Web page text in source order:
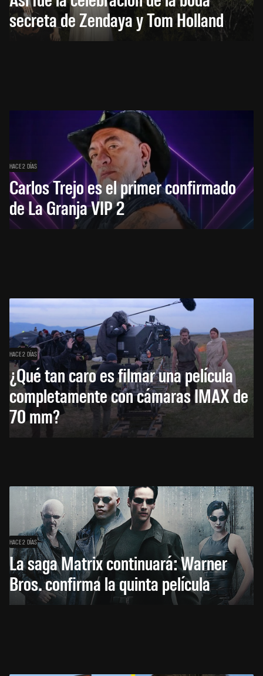
secreta de Zendaya y Tom Holland
HACE 2 DÍAS
Carlos Trejo es el primer confirmado
de La Granja VIP 2
HACE 2 DÍAS
¿Qué tan caro es filmar una película
completamente con cámaras IMAX de
70 mm?
HACE 2 DÍAS
La saga Matrix continuará: Warner
Bros. confirma la quinta película